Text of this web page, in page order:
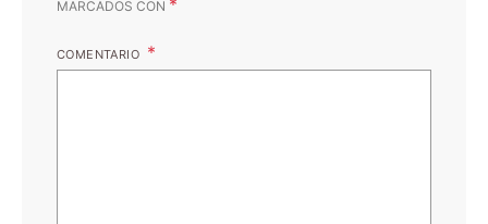
MARCADOS CON *
COMENTARIO